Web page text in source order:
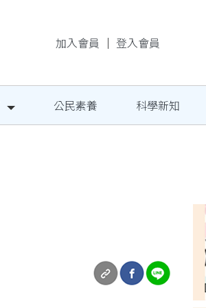
加入會員 ｜ 登入會員
公民素養 科學新知